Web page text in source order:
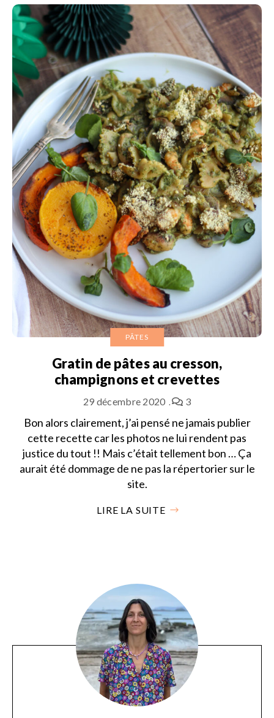
PÂTES
Gratin de pâtes au cresson,
champignons et crevettes
29 décembre 2020 3
Bon alors clairement, j’ai pensé ne jamais publier
cette recette car les photos ne lui rendent pas
justice du tout !! Mais c’était tellement bon … Ça
aurait été dommage de ne pas la répertorier sur le
site.
LIRE LA SUITE